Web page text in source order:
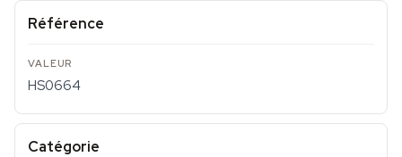
Référence
HS0664
Catégorie